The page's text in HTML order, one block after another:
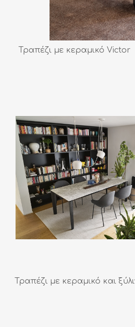
Τραπέζι με κεραμικό Victor
Τραπέζι με κεραμικό και